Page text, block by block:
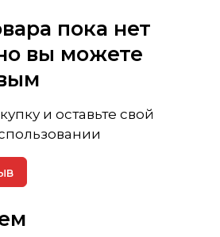
пока нет
вы можете
и оставьте свой